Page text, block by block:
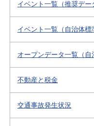
イベント一覧（推奨デー
イベント一覧（自治体標
オープンデータ一覧（自
不動産と税金
交通事故発生状況